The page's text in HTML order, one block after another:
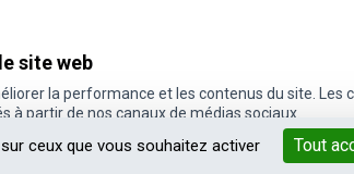
ceux que vous souhaitez activer Tout
site web
la performance et les contenus du site.
à partir de nos canaux de médias sociaux.